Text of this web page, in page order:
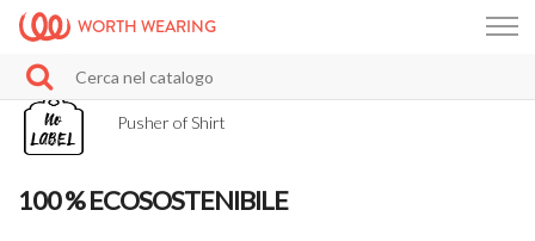
WORTH WEARING
Pusher of Shirt
100 % ECOSOSTENIBILE